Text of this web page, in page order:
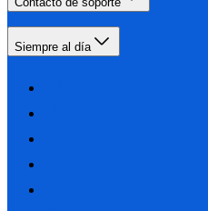
Siempre al día